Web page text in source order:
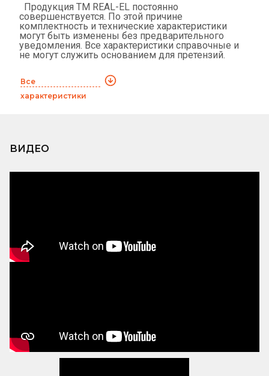
Продукция ТМ REAL-EL постоянно
совершенствуется. По этой причине
комплектность и технические характеристики
могут быть изменены без предварительного
уведомления. Все характеристики справочные и
не могут служить основанием для претензий.
Все
характеристики
ВИДЕО